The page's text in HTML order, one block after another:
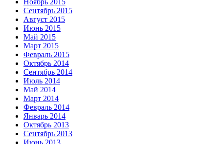
Сентябрь 2015
Август 2015
Июнь 2015
Май 2015
Март 2015
Февраль 2015
Октябрь 2014
Сентябрь 2014
Июль 2014
Май 2014
Март 2014
Февраль 2014
Январь 2014
Октябрь 2013
Сентябрь 2013
Июнь 2013